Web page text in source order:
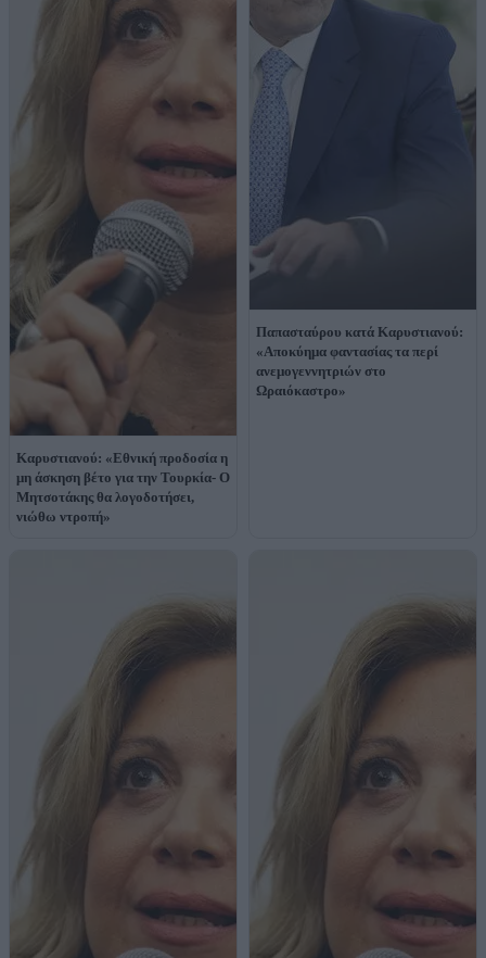
Καρυστιανού: «Εθνική προδοσία η
μη άσκηση βέτο για την Τουρκία- Ο
Μητσοτάκης θα λογοδοτήσει,
νιώθω ντροπή»
Παπασταύρου κατά Καρυστιανού:
«Αποκύημα φαντασίας τα περί
ανεμογεννητριών στο
Ωραιόκαστρο»